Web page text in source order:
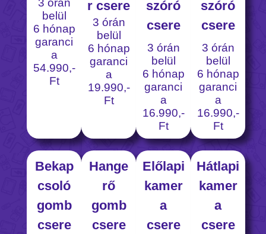
belül
6 hónap
garanci
a
54.990,-
Ft
r csere
3 órán
belül
6 hónap
garanci
a
19.990,-
Ft
szóró
csere
3 órán
belül
6 hónap
garanci
a
16.990,-
Ft
szóró
csere
3 órán
belül
6 hónap
garanci
a
16.990,-
Ft
Bekap
csoló
gomb
csere
Hange
rő
gomb
csere
Előlapi
kamer
a
csere
Hátlapi
kamer
a
csere